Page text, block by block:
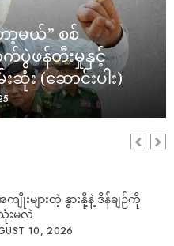
မယ်” စစ်
က်ပွဲဖန်တီးမှုနှင့်
း (ဆောင်းပါး)
လေကြောင်းမှ ဗုံးကြဲတိုက်ခိုက်မှု
း သေဆုံးပြီး ၃ ဦး ဒဏ်ရာရ
10, 2026
ျိုးများတဲ့ နွားနို့နဲ့ ဒိန်ချဉ်ကို
းမလဲ
မြင်းမူ၊ ပခုက္ကူနှင့် ညောင်ဦးမြို့
း စိုးရိမ်ရေမှတ် ရောက်ရှိ မည်၊
ကြရန် သတိပေး
10, 2026